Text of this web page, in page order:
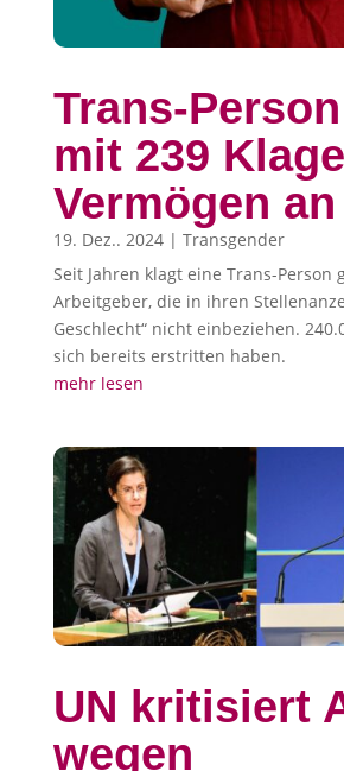
Trans-
mit 239
Vermögen an
19. Dez.. 2024| Transgender
Seit Jahren klagt eine Trans-Person
Arbeitgeber, die in ihren
Geschlecht“ nicht einbeziehen.
sich bereits erstritten haben.
mehr lesen
UN kritisiert
wegen